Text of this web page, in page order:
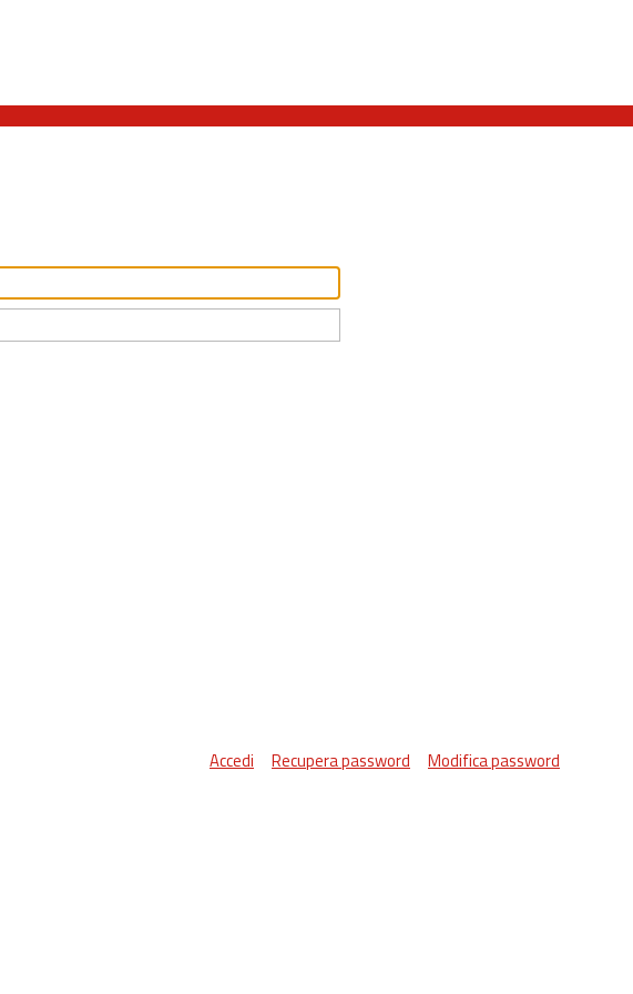
Accedi Recupera password Modifica password